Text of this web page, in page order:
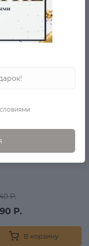
Р.
New England
Р.
Р.
В корзину